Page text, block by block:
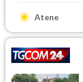
Atene